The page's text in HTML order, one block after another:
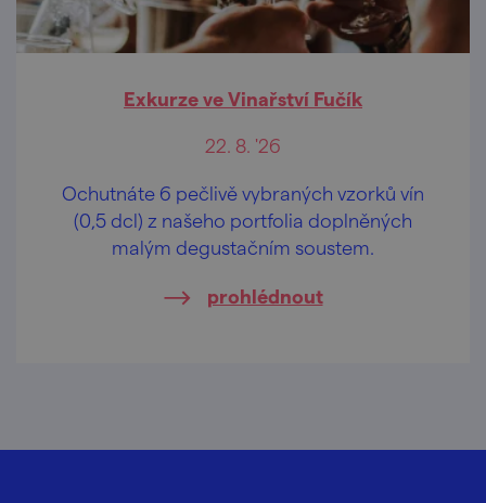
Exkurze ve Vinařství Fučík
22. 8. '26
Ochutnáte 6 pečlivě vybraných vzorků vín
(0,5 dcl) z našeho portfolia doplněných
malým degustačním soustem.
prohlédnout